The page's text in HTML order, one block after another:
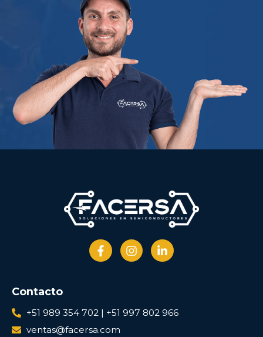
Contacto
+51 989 354 702 | +51 997 802 966
ventas@facersa.com